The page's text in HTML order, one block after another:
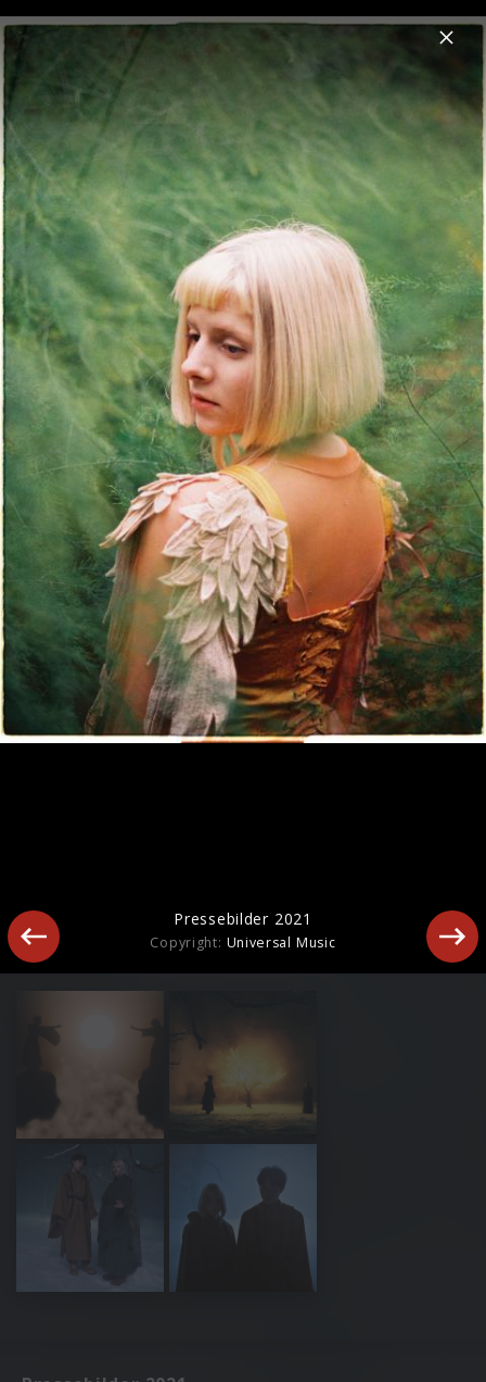
Menu
Aurora
Home Fotos Biografie
Pressebilder 2024
Pressebilder 2023
Pressebilder 2022
Pressebilder 2021
Copyright: Universal Music